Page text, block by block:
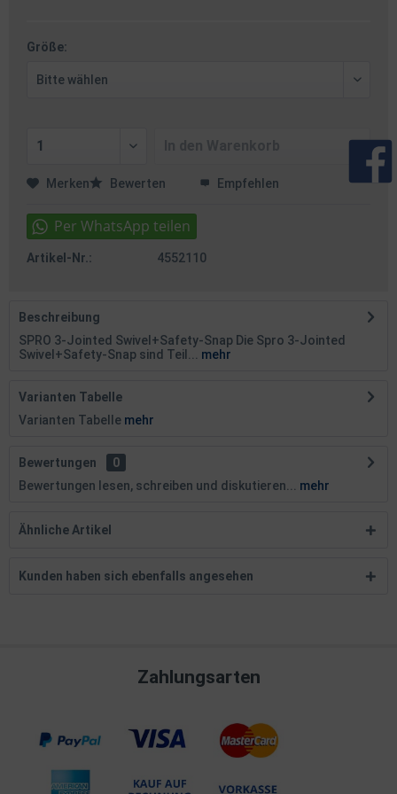
Größe:
Merken Bewerten Empfehlen
Artikel-Nr.: 4552110
Beschreibung
SPRO 3-Jointed Swivel+Safety-Snap Die Spro 3-Jointed
Swivel+Safety-Snap sind Teil...
mehr
Varianten Tabelle
Varianten Tabelle mehr
Bewertungen
0
Bewertungen lesen, schreiben und diskutieren...
mehr
Ähnliche Artikel
Kunden haben sich ebenfalls angesehen
Zahlungsarten